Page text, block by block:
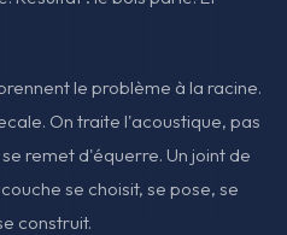
le problème à la racine.
On traite l'acoustique, pas
remet d'équerre. Un joint de
se choisit, se pose, se
construit.